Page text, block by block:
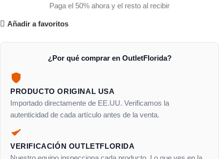
Paga el 50% ahora y el resto al recibir
Añadir a favoritos
¿Por qué comprar en OutletFlorida?
PRODUCTO ORIGINAL USA
Importado directamente de EE.UU. Verificamos la
autenticidad de cada artículo antes de la venta.
VERIFICACIÓN OUTLETFLORIDA